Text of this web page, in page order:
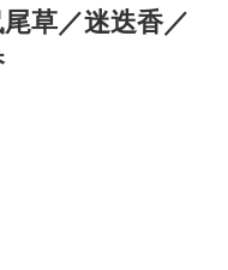
草／迷迭香／